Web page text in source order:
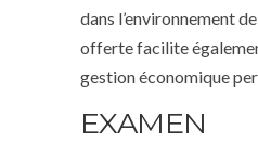
dans l’environnement
offerte facilite
gestion économique
EXAMEN